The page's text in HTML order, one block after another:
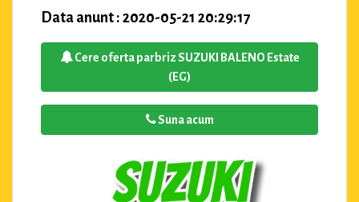
Data anunt : 2020-05-21 20:29:17
Cere oferta parbriz SUZUKI BALENO Estate
(EG)
Suna acum